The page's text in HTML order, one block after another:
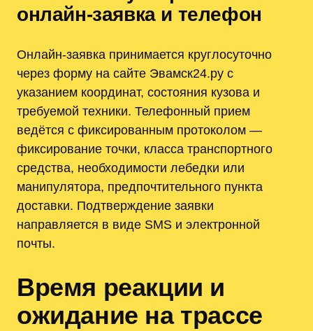
онлайн-заявка и телефон
Онлайн-заявка принимается круглосуточно
через форму на сайте Эвамск24.ру с
указанием координат, состояния кузова и
требуемой техники. Телефонный прием
ведётся с фиксированным протоколом —
фиксирование точки, класса транспортного
средства, необходимости лебедки или
манипулятора, предпочтительного пункта
доставки. Подтверждение заявки
направляется в виде SMS и электронной
почты.
Время реакции и
ожидание на трассе